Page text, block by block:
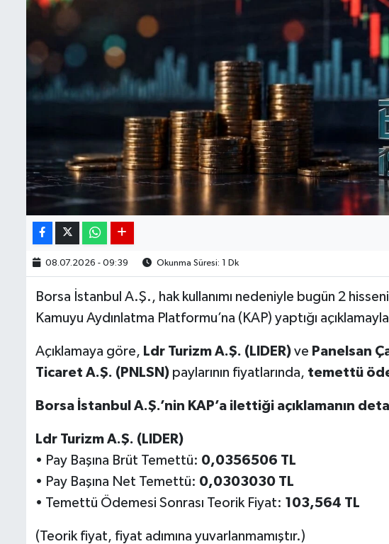
08.07.2026 - 09:39 Okunma Süresi: 1 Dk
Borsa İstanbul A.Ş., hak kullanımı nedeniyle bugün 2
Kamuyu Aydınlatma Platformu’na (KAP) yaptığı
Açıklamaya göre, Ldr Turizm A.Ş. (LIDER) ve Panelsan
Ticaret A.Ş. (PNLSN) paylarının fiyatlarında, temettü
Borsa İstanbul A.Ş.’nin KAP’a ilettiği açıklamanın
Ldr Turizm A.Ş. (LIDER)
• Pay Başına Brüt Temettü: 0,0356506 TL
• Pay Başına Net Temettü: 0,0303030 TL
• Temettü Ödemesi Sonrası Teorik Fiyat: 103,564 TL
(Teorik fiyat, fiyat adımına yuvarlanmamıştır.)